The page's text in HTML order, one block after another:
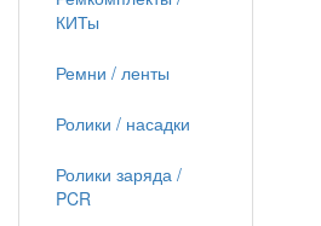
КИТы
Ремни / ленты
Ролики / насадки
Ролики заряда /
PCR